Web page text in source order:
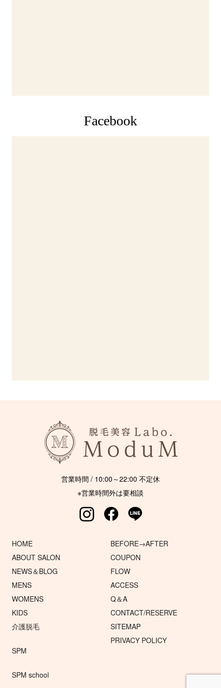
Facebook
営業時間 / 10:00～22:00 不定休
※営業時間外は要相談
HOME
ABOUT SALON
NEWS＆BLOG
MENS
WOMENS
KIDS
介護脱毛
SPM
SPM school
BEFORE→AFTER
COUPON
FLOW
ACCESS
Q＆A
CONTACT/RESERVE
SITEMAP
PRIVACY POLICY